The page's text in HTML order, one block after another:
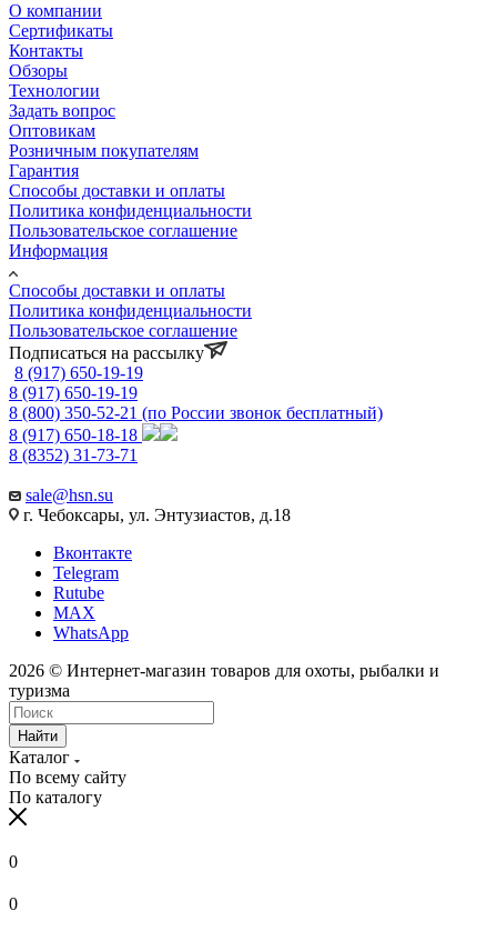
О компании
Сертификаты
Контакты
Обзоры
Технологии
Задать вопрос
Оптовикам
Розничным покупателям
Гарантия
Способы доставки и оплаты
Политика конфиденциальности
Пользовательское соглашение
Информация
Способы доставки и оплаты
Политика конфиденциальности
Пользовательское соглашение
Подписаться на рассылку
8 (917) 650-19-19
8 (917) 650-19-19
8 (800) 350-52-21 (по России звонок бесплатный)
8 (917) 650-18-18
8 (8352) 31-73-71
sale@hsn.su
г. Чебоксары, ул. Энтузиастов, д.18
Вконтакте
Telegram
Rutube
MAX
WhatsApp
2026 © Интернет-магазин товаров для охоты, рыбалки и
туризма
Найти
Каталог
По всему сайту
По каталогу
0
0